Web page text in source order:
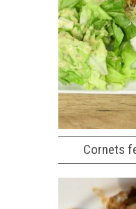
Cornets